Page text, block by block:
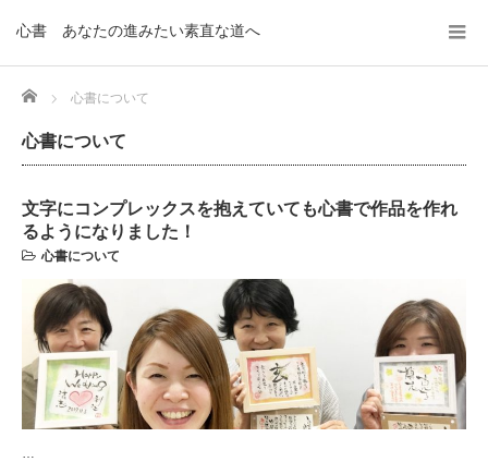
心書 あなたの進みたい素直な道へ
Home 心書について
心書について
文字にコンプレックスを抱えていても心書で作品を作れ
るようになりました！
心書について